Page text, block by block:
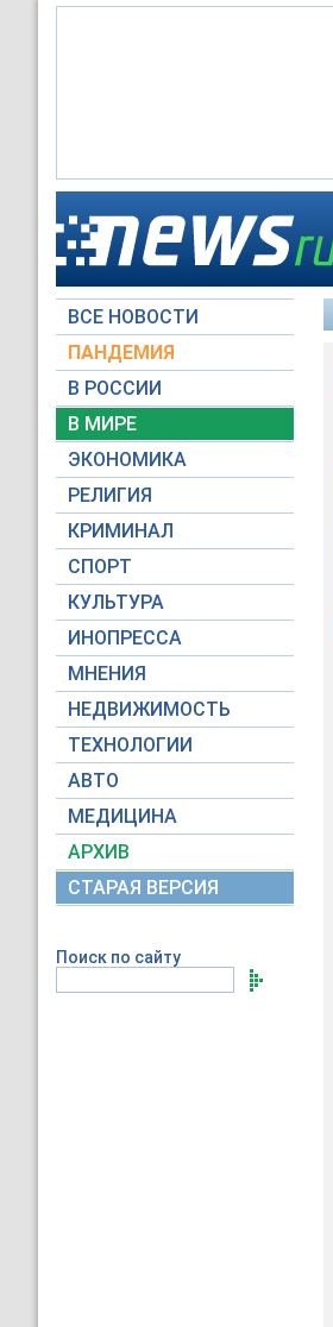
ВСЕ НОВОСТИ
ПАНДЕМИЯ
В РОССИИ
В МИРЕ
ЭКОНОМИКА
РЕЛИГИЯ
КРИМИНАЛ
СПОРТ
КУЛЬТУРА
ИНОПРЕССА
МНЕНИЯ
НЕДВИЖИМОСТЬ
ТЕХНОЛОГИИ
АВТО
МЕДИЦИНА
АРХИВ
СТАРАЯ ВЕРСИЯ
Поиск по сайту